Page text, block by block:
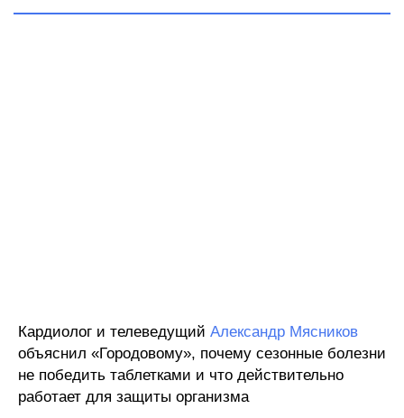
Кардиолог и телеведущий Александр Мясников
объяснил «Городовому», почему сезонные болезни
не победить таблетками и что действительно
работает для защиты организма